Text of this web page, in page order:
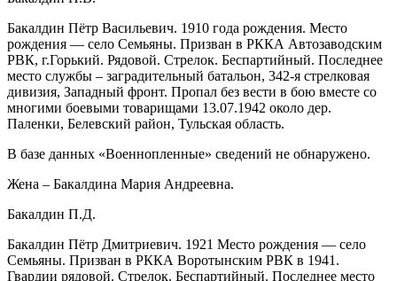
Бакалдин Пётр Васильевич. 1910 года рождения. Место
рождения — село Семьяны. Призван в РККА Автозаводским
РВК, г.Горький. Рядовой. Стрелок. Беспартийный. Последнее
место службы – заградительный батальон, 342-я стрелковая
дивизия, Западный фронт. Пропал без вести в бою вместе со
многими боевыми товарищами 13.07.1942 около дер.
Паленки, Белевский район, Тульская область.
В базе данных «Военнопленные» сведений не обнаружено.
Жена – Бакалдина Мария Андреевна.
Бакалдин П.Д.
Бакалдин Пётр Дмитриевич. 1921 Место рождения — село
Семьяны. Призван в РККА Воротынским РВК в 1941.
Гвардии рядовой. Стрелок. Беспартийный. Последнее место